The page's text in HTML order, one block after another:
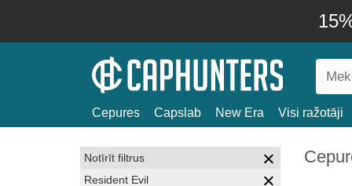
Cepures Capslab New Era Visi ražotāji
Notīrīt filtrus
Resident Evil